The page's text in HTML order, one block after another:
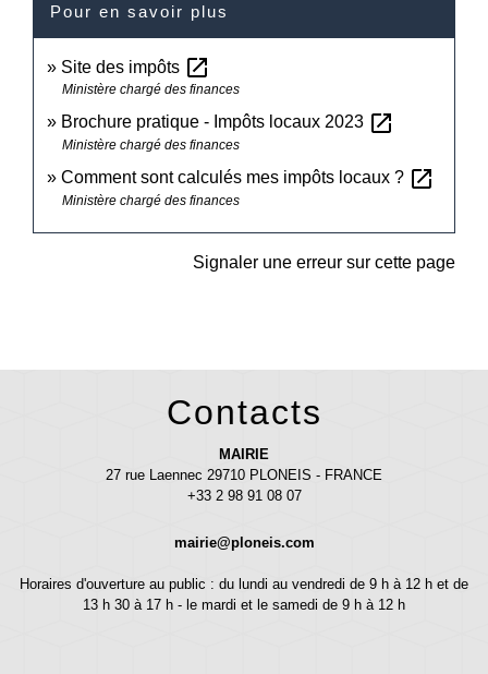
Pour en savoir plus
Site des impôts open_in_new
Ministère chargé des finances
Brochure pratique - Impôts locaux 2023 open_in_new
Ministère chargé des finances
Comment sont calculés mes impôts locaux ? open_in_new
Ministère chargé des finances
Signaler une erreur sur cette page
Contacts
MAIRIE
27 rue Laennec 29710 PLONEIS - FRANCE
+33 2 98 91 08 07
mairie@ploneis.com
Horaires d'ouverture au public : du lundi au vendredi de 9 h à 12 h et de
13 h 30 à 17 h - le mardi et le samedi de 9 h à 12 h